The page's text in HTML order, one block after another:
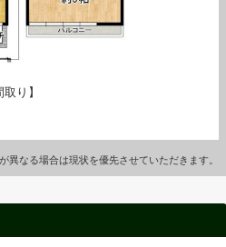
り】
なる場合は現状を優先させていただきます。